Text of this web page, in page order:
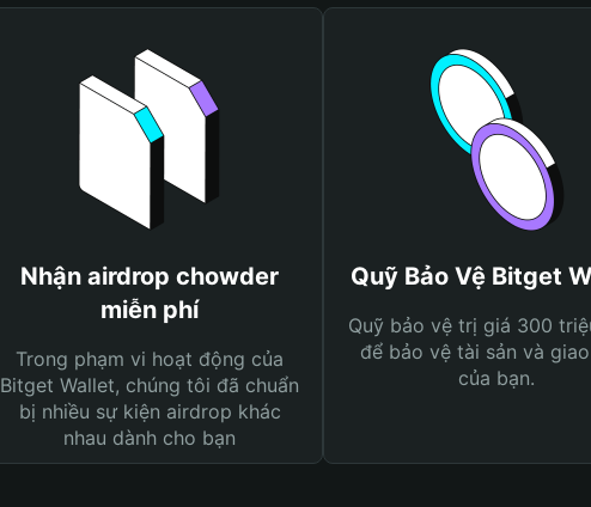
Nhận airdrop chowder
miễn phí
Trong phạm vi hoạt động của
Bitget Wallet, chúng tôi đã chuẩn
bị nhiều sự kiện airdrop khác
nhau dành cho bạn
Quỹ Bảo Vệ Bitget
Quỹ bảo vệ trị giá 300
để bảo vệ tài sản và
của bạn.